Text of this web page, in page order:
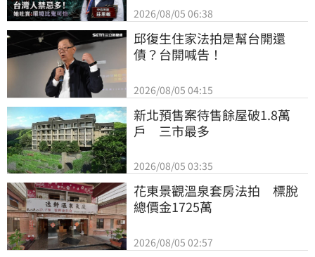
2026/08/05 06:38
邱復生住家法拍是幫台開還
債？台開喊告！
2026/08/05 04:15
新北預售案待售餘屋破1.8萬
戶　三市最多
2026/08/05 03:35
花東景觀溫泉套房法拍　標脫
總價金1725萬
2026/08/05 02:57